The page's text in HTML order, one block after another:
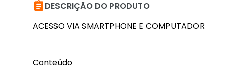
DESCRIÇÃO DO PRODUTO
ACESSO VIA SMARTPHONE E COMPUTADOR
Conteúdo